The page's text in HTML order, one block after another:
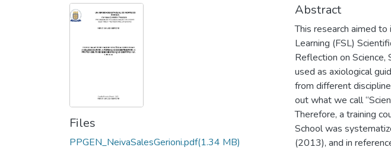
Files
PPGEN_NeivaSalesGerioni.pdf(1.34 MB)
Abstract
This research aimed
Learning (FSL)
Reflection on Science,
used as axiological
from different
out what we call
Therefore, a training
School was
(2013), and in